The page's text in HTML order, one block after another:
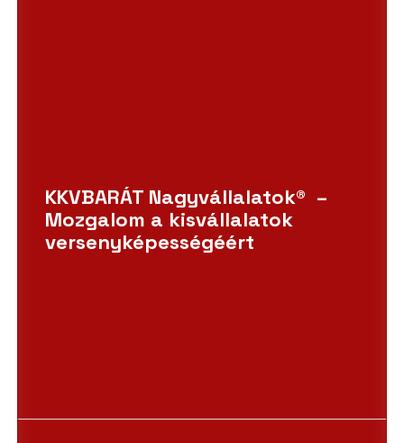
KKVBARÁT Nagyvállalatok® –
Mozgalom a kisvállalatok
versenyképességéért